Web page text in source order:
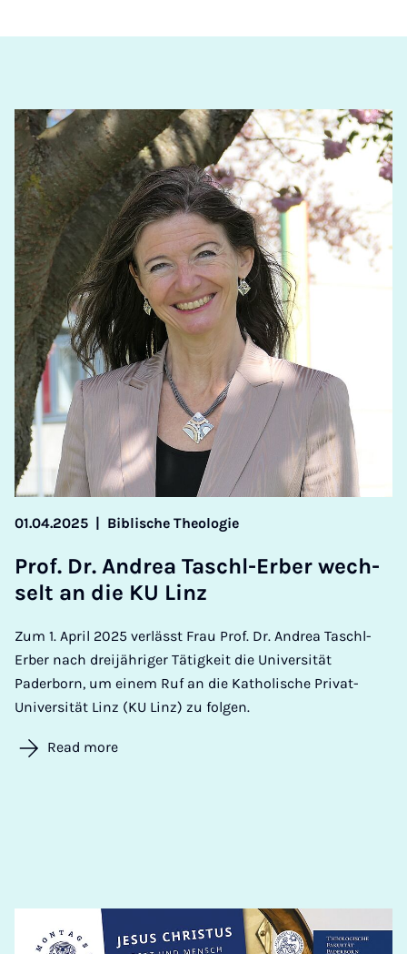
01.04.2025 | Biblische Theologie
Prof. Dr. An­drea Taschl-Er­ber wech­
selt an die KU Linz
Zum 1. April 2025 verlässt Frau Prof. Dr. Andrea Taschl-
Erber nach dreijähriger Tätigkeit die Universität
Paderborn, um einem Ruf an die Katholische Privat-
Universität Linz (KU Linz) zu folgen.
Read more